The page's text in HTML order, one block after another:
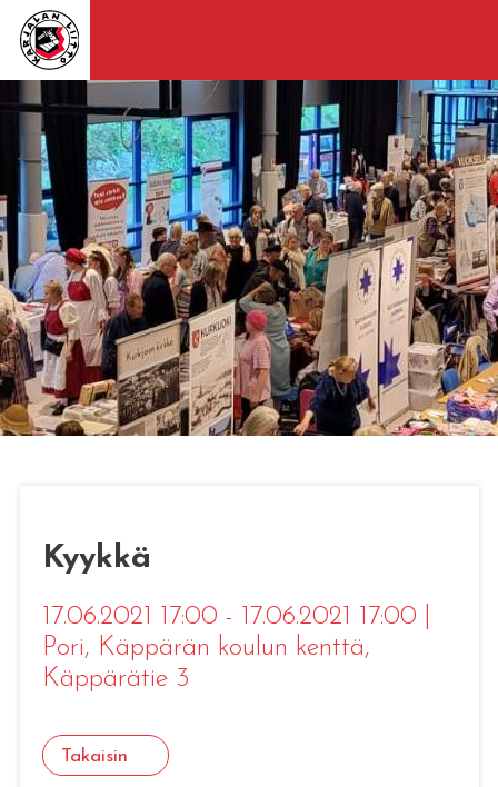
Kyykkä
17.06.2021 17:00 - 17.06.2021 17:00
Pori, Käppärän koulun kenttä,
Käppärätie 3
Takaisin